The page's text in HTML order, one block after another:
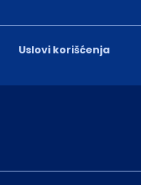
Uslovi korišćenja